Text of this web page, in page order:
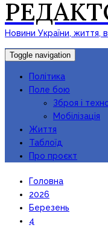
Новини України, життя,
Toggle navigation
Політика
Поле бою
Зброя і
Мобілізація
Життя
Таблоїд
Про проєкт
Головна
2026
Березень
4